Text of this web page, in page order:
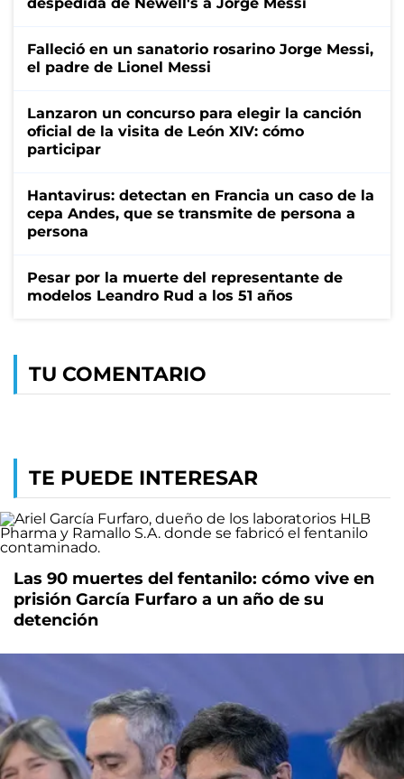
Falleció en un sanatorio rosarino Jorge Messi,
el padre de Lionel Messi
Lanzaron un concurso para elegir la canción
oficial de la visita de León XIV: cómo
participar
Hantavirus: detectan en Francia un caso de la
cepa Andes, que se transmite de persona a
persona
Pesar por la muerte del representante de
modelos Leandro Rud a los 51 años
TU COMENTARIO
TE PUEDE INTERESAR
Las 90 muertes del fentanilo: cómo vive en
prisión García Furfaro a un año de su
detención